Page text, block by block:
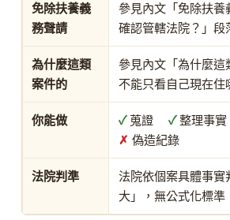
免除扶養義
務聲請
參見內文「免除扶養
確認管轄法院？」段
為什麼這類
案件的
參見內文「為什麼這
不能只看自己現在住
你能做 ✓蒐證✓整理事
✗ 偽造紀錄
法院判準
法院依個案具體事實
大」，無公式化標準